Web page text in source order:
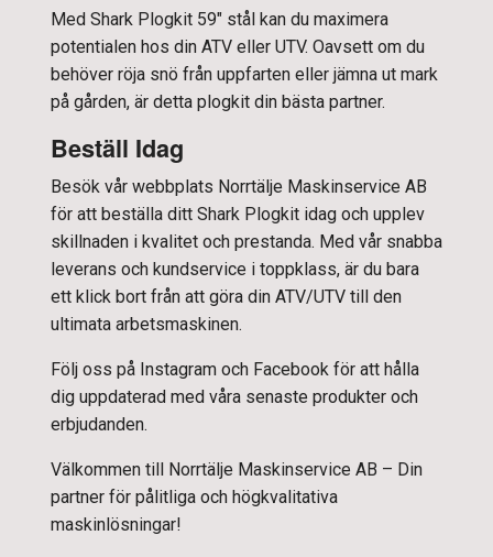
Med Shark Plogkit 59" stål kan du maximera
potentialen hos din ATV eller UTV. Oavsett om du
behöver röja snö från uppfarten eller jämna ut mark
på gården, är detta plogkit din bästa partner.
Beställ Idag
Besök vår webbplats Norrtälje Maskinservice AB
för att beställa ditt Shark Plogkit idag och upplev
skillnaden i kvalitet och prestanda. Med vår snabba
leverans och kundservice i toppklass, är du bara
ett klick bort från att göra din ATV/UTV till den
ultimata arbetsmaskinen.
Följ oss på Instagram och Facebook för att hålla
dig uppdaterad med våra senaste produkter och
erbjudanden.
Välkommen till Norrtälje Maskinservice AB – Din
partner för pålitliga och högkvalitativa
maskinlösningar!